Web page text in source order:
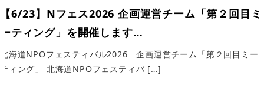
【6/23】Nフェス2026 企画運営チーム「第２回目ミ
ーティング」を開催します…
北海道NPOフェスティバル2026 企画運営チーム「第２回目ミー
ティング」 北海道NPOフェスティバ […]